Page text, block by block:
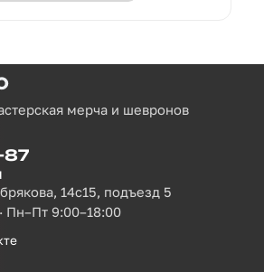
мерча и шевронов
87
14с15, подъезд 5
Пн–Пт 9:00–18:00